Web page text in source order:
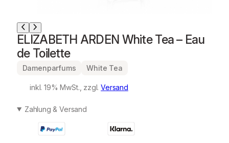
ELIZABETH ARDEN White Tea – Eau
de Toilette
Damenparfums White Tea
inkl. 19% MwSt., zzgl.Versand
Zahlung & Versand